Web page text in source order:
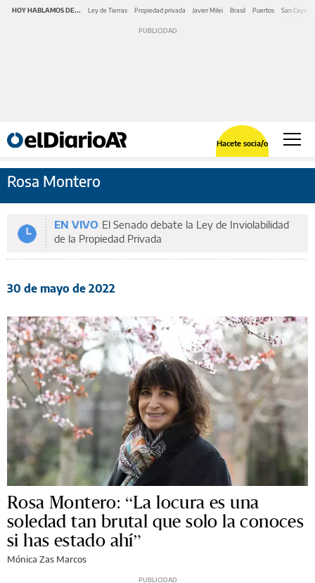
HOY HABLAMOS DE... Ley de Tierras Propiedad privada Javier Milei Brasil Puertos San
Hacete socia/o
Rosa Montero
EN VIVO El Senado debate la Ley de Inviolabilidad
de la Propiedad Privada
30 de mayo de 2022
Rosa Montero: “La locura es una
soledad tan brutal que solo la conoces
si has estado ahí”
Mónica Zas Marcos